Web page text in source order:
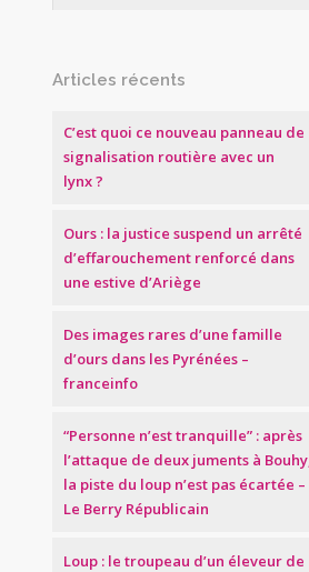
Articles récents
C’est quoi ce nouveau panneau de
signalisation routière avec un
lynx ?
Ours : la justice suspend un arrêté
d’effarouchement renforcé dans
une estive d’Ariège
Des images rares d’une famille
d’ours dans les Pyrénées –
franceinfo
“Personne n’est tranquille” : après
l’attaque de deux juments à Bouhy,
la piste du loup n’est pas écartée –
Le Berry Républicain
Loup : le troupeau d’un éleveur de